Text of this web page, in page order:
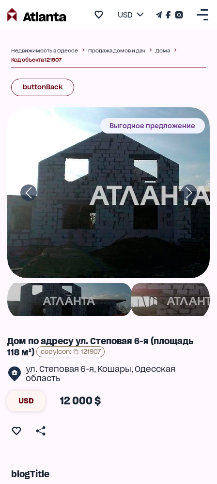
USD
Недвижимость в Одессе Продажа домов и дач
Дома
Код объекта 121907
buttonBack
Выгодное предложение
Дом по адресу ул. Степовая 6-я (площадь
118 м²)
copyIcon: 121907
ул. Степовая 6-я, Кошары,Одесская
область
USD 12 000 $
blogTitle